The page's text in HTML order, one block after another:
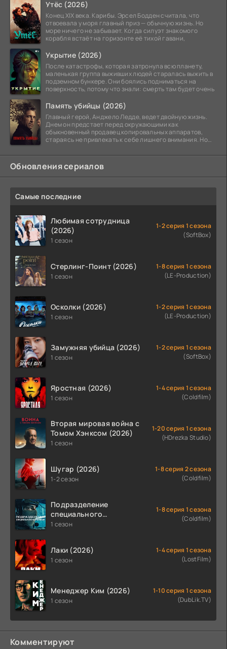
Утёс (2026)
Конец XIX века. Карибы. Эрсел Бодден считала, что
отвоевала у моря главный приз — обычную жизнь. Но
море ничего не забывает. Когда силуэт знакомого
корабля встаёт на горизонте её тихой гавани,
Укрытие (2026)
После катастрофы, которая затронула всю планету,
маленькая группа выживших людей старалась выжить в
подземном бункере. Они боялись подниматься на
поверхность, потому что знали: смерть там будет очень
Память убийцы (2026)
Главный герой, Анджело Ледде, ведет двойную жизнь.
Днем он предстает перед окружающими как
обыкновенный продавец копировальных аппаратов,
стараясь не привлекать к себе лишнего внимания. Но
Обновления сериалов
Самые последние
Любимая сотрудница
(2026)
1 сезон
1-2 серия 1 сезона
(SoftBox)
Стерлинг-Поинт (2026)
1 сезон
1-8 серия 1 сезона
(LE-Production)
Осколки (2026)
1 сезон
1-2 серия 1 сезона
(LE-Production)
Замужняя убийца (2026)
1 сезон
1-2 серия 1 сезона
(SoftBox)
Яростная (2026)
1 сезон
1-4 серия 1 сезона
(Coldfilm)
Вторая мировая война с
Томом Хэнксом (2026)
1 сезон
1-20 серия 1 сезона
(HDrezka Studio)
Шугар (2026)
1-2 сезон
1-8 серия 2 сезона
(Coldfilm)
Подразделение
специального
назначения (2026)
1 сезон
1-8 серия 1 сезона
(Coldfilm)
Лаки (2026)
1 сезон
1-4 серия 1 сезона
(LostFilm)
Менеджер Ким (2026)
1 сезон
1-10 серия 1 сезона
(DubLik.TV)
Комментируют